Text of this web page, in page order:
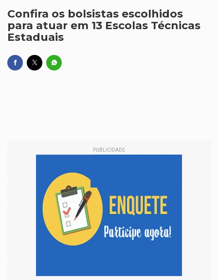
Confira os bolsistas escolhidos
para atuar em 13 Escolas Técnicas
Estaduais
PUBLICIDADE